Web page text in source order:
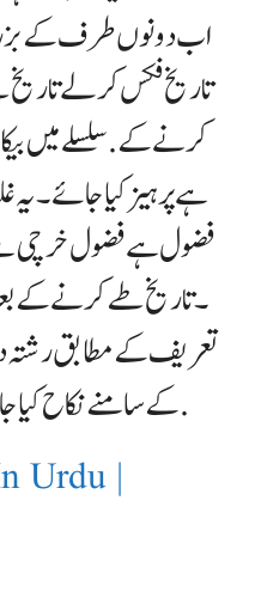
اب دونوں طرف کے
تاریخ فکس کر لے
کرنے کے .سلسلے میں
ہے پرہیز کیا جائے ۔یہ
فضول ہے فضول خرچی ہے
۔تاریخ طے کرنے کے
تعریف کے مطابق رشتہ
کے سامنے نکاح کیا جائے انتہائی سادگی کے اندر .
Urdu |